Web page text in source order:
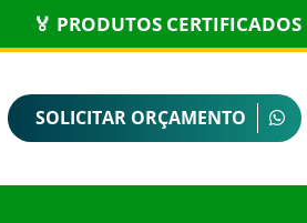
🏅 PRODUTOS CERTIFICADOS
SOLICITAR ORÇAMENTO